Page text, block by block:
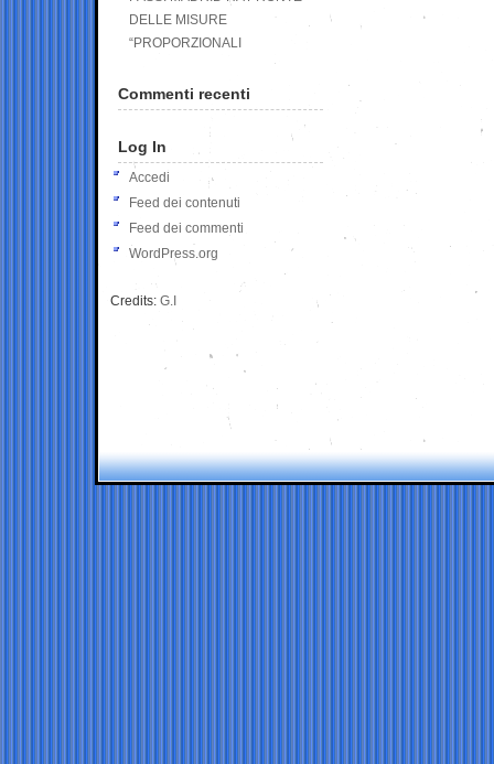
DELLE MISURE
“PROPORZIONALI
Commenti recenti
Log In
Accedi
Feed dei contenuti
Feed dei commenti
WordPress.org
Credits: G.I